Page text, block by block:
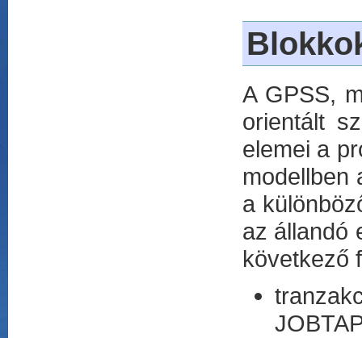
A GPSS,
orientált
elemei a
modellben
a
az állandó
következő